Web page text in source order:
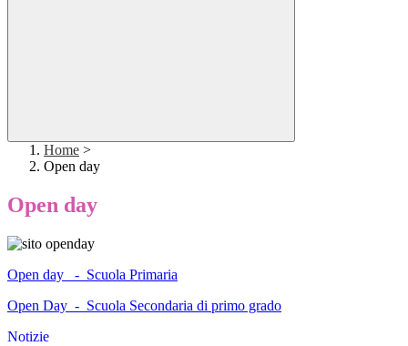
Home >
Open day
Open day
Open day - Scuola Primaria
Open Day - Scuola Secondaria di primo grado
Notizie